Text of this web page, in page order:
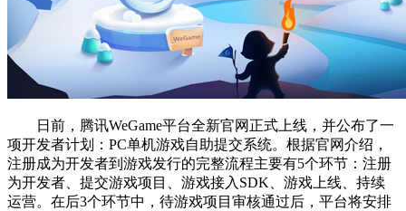
日前，腾讯WeGame平台全新官网正式上线，并公布了一
项开发者计划：PC单机游戏自助提交系统。根据官网介绍，
注册成为开发者到游戏发行的完整流程主要有5个环节：注册
为开发者、提交游戏项目、游戏接入SDK、游戏上线、持续
运营。在后3个环节中，待游戏项目审核通过后，平台将安排